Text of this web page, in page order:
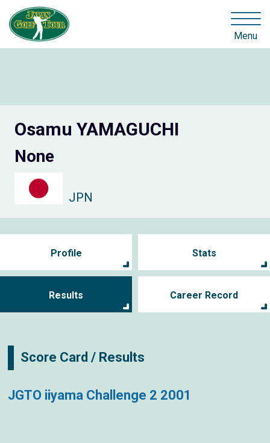
Menu
Osamu YAMAGUCHI
None
JPN
Profile Stats
Results Career Record
Score Card / Results
JGTO iiyama Challenge 2 2001